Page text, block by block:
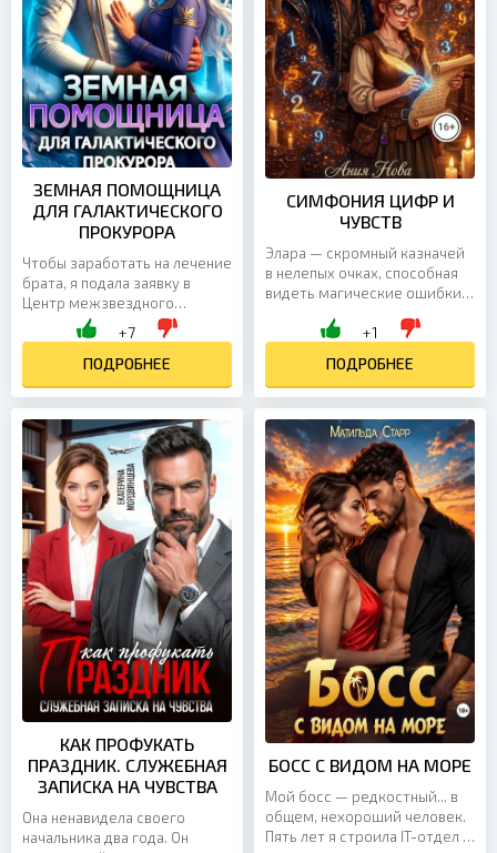
ЗЕМНАЯ ПОМОЩНИЦА
ДЛЯ ГАЛАКТИЧЕСКОГО
ПРОКУРОРА
Чтобы заработать на лечение
брата, я подала заявку в
Центр межзвездного
распределения. Получить
работу на другой планете
почти невозможно, но я
прошла конкурс. Теперь моя
работа это не только
аналитические отчеты, но и
космические баталии,
погони, вторжения и
дипломатические миссии.
Мой новый босс – тот, кто
держит в страхе весь
межгалактический...
+7
ПОДРОБНЕЕ
СИМФОНИЯ ЦИФР И
ЧУВСТВ
Элара — скромный казначей
в нелепых очках, способная
видеть магические ошибки в
ослепительного блеска она
пока её точный расчет не
спасает от разорения
Верховного Магистра
Адриана. Став личным
советником беспечного
хозяина Цитадели, Элара
оказывается в эпицентре
пакостей и заговоров. Ей
предстоит...
+1
ПОДРОБНЕЕ
КАК ПРОФУКАТЬ
ПРАЗДНИК. СЛУЖЕБНАЯ
ЗАПИСКА НА ЧУВСТВА
Она ненавидела своего
начальника два года. Он
БОСС С ВИДОМ НА МОРЕ
Мой босс — редкостный... в
общем, нехороший человек.
Пять лет я строила IT-отдел с